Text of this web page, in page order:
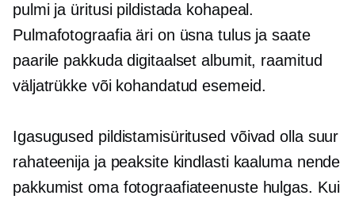
pulmi ja üritusi pildistada kohapeal.
Pulmafotograafia äri on üsna tulus ja saate
paarile pakkuda digitaalset albumit, raamitud
väljatrükke või kohandatud esemeid.
Igasugused pildistamisüritused võivad olla suur
rahateenija ja peaksite kindlasti kaaluma nende
pakkumist oma fotograafiateenuste hulgas. Kui